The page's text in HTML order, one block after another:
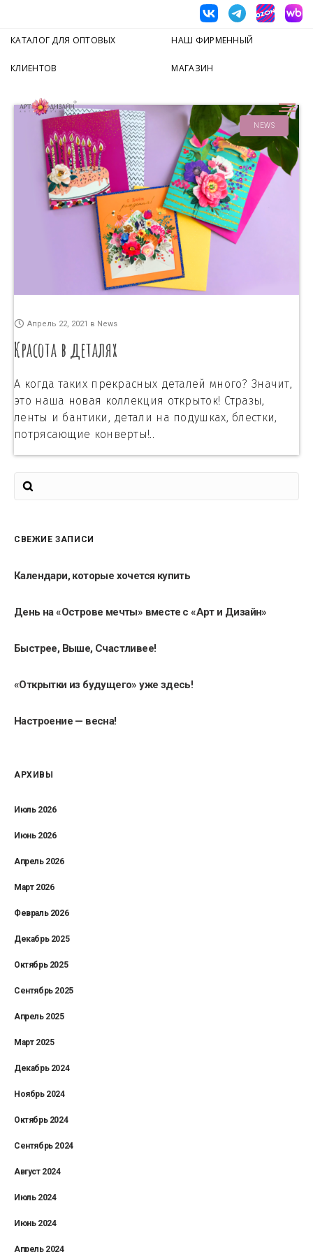
КАТАЛОГ ДЛЯ ОПТОВЫХ
КЛИЕНТОВ
НАШ ФИРМЕННЫЙ
МАГАЗИН
NEWS
Апрель 22, 2021 в News
Красота в деталях
А когда таких прекрасных деталей много? Значит,
это наша новая коллекция открыток! Стразы,
ленты и бантики, детали на подушках, блестки,
потрясающие конверты!..
СВЕЖИЕ ЗАПИСИ
Календари, которые хочется купить
День на «Острове мечты» вместе с «Арт и Дизайн»
Быстрее, Выше, Счастливее!
«Открытки из будущего» уже здесь!
Настроение — весна!
АРХИВЫ
Июль 2026
Июнь 2026
Апрель 2026
Март 2026
Февраль 2026
Декабрь 2025
Октябрь 2025
Сентябрь 2025
Апрель 2025
Март 2025
Декабрь 2024
Ноябрь 2024
Октябрь 2024
Сентябрь 2024
Август 2024
Июль 2024
Июнь 2024
Апрель 2024